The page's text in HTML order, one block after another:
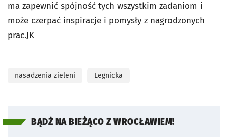
ma zapewnić spójność tych wszystkim zadaniom i
może czerpać inspiracje i pomysły z nagrodzonych
prac.JK
nasadzenia zieleni Legnicka
BĄDŹ NA BIEŻĄCO Z WROCŁAWIEM!